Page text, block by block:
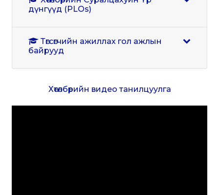
дүнгүүд (PLOs)
байрууд
Хөтөлбөрийн видео танилцуулга